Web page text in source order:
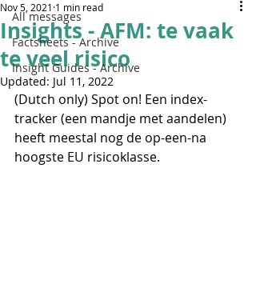
All messages
Factsheets - Archive
Insight Guides - Archive
Insights - AFM: te vaak
te veel risico
Nov 5, 2021 1 min read
Updated: Jul 11, 2022
(Dutch only) Spot on! Een index-
tracker (een mandje met aandelen)
heeft meestal nog de op-een-na
hoogste EU risicoklasse.